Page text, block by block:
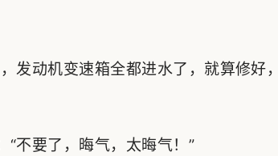
发动机变速箱全都进水了，就算修好
不要了，晦气，太晦气！”